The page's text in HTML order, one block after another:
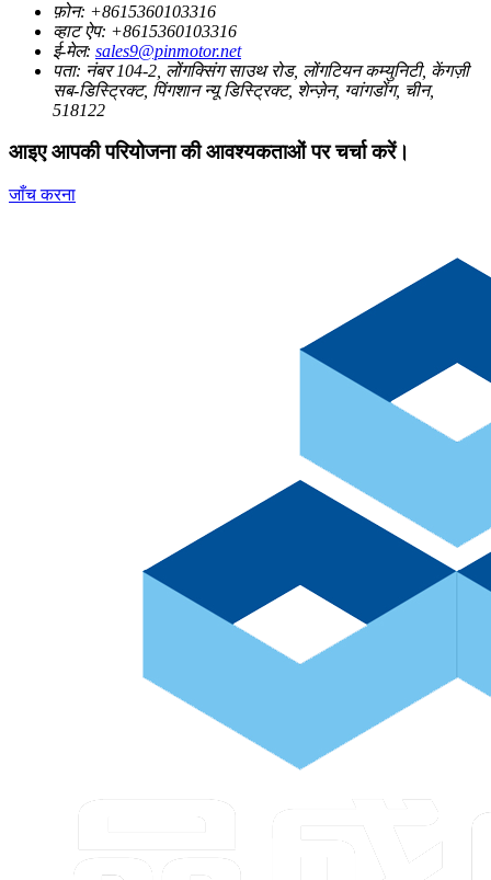
फ़ोन: +8615360103316
व्हाट ऐप: +8615360103316
ई-मेल: sales9@pinmotor.net
पता: नंबर 104-2, लोंगक्सिंग साउथ रोड, लोंगटियन कम्युनिटी, केंगज़ी
सब-डिस्ट्रिक्ट, पिंगशान न्यू डिस्ट्रिक्ट, शेन्ज़ेन, ग्वांगडोंग, चीन,
518122
आइए आपकी परियोजना की आवश्यकताओं पर चर्चा करें।
जाँच करना